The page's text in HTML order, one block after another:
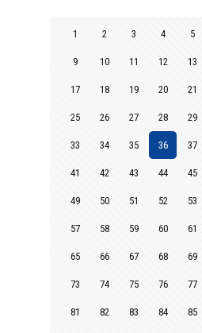
1 2 3 4 5
9 10 11 12 13
17 18 19 20 21
25 26 27 28 29
33 34 35 36 37
41 42 43 44 45
49 50 51 52 53
57 58 59 60 61
65 66 67 68 69
73 74 75 76 77
81 82 83 84 85